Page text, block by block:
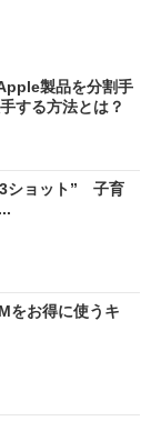
製品を分割手
する方法とは？
3ショット” 子育
をお得に使うキ